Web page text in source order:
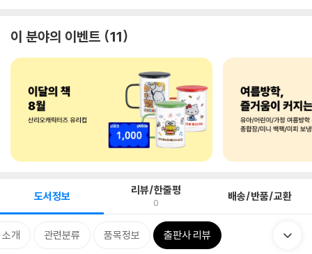
이 분야의 이벤트 11
도서정보 리뷰/한줄평
0 배송/반품/교환
개 관련분류 품목정보 출판사 리뷰